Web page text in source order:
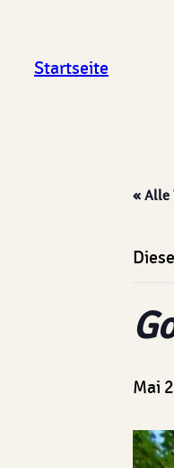
Startseite
« Alle
Mai